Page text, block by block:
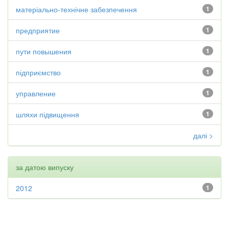
1
матеріально-технічне забезпечення
1
предприятие
1
пути повышения
1
підприємство
1
управление
1
шляхи підвищення
далі >
за датою випуску
1
2012